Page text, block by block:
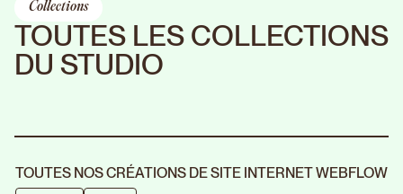
Collections
TOUTES LES COLLECTIONS
DU STUDIO
TOUTES NOS CRÉATIONS DE SITE INTERNET WEBFLOW